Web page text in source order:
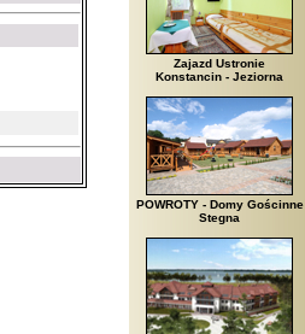
Zajazd Ustronie
Konstancin - Jeziorna
POWROTY - Domy Gościnne
Stegna